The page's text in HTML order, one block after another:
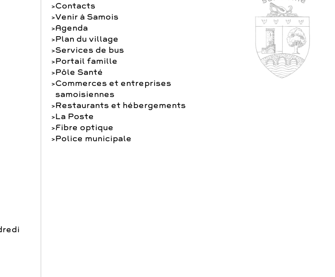
Contacts
Venir à Samois
Agenda
Plan du village
Services de bus
Portail famille
Pôle Santé
Commerces et entreprises
samoisiennes
Restaurants et hébergements
La Poste
Fibre optique
Police municipale